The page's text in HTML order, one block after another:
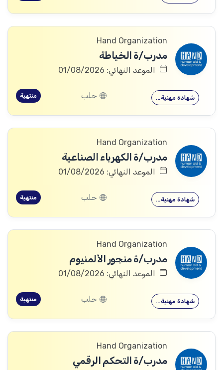
Hand Organization
مدرب/ة الخياطة
الموعد النهائي: 01/08/2026
شهادة مهنية… حلب منتهية
Hand Organization
مدرب/ة الكهرباء الصناعية
الموعد النهائي: 01/08/2026
شهادة مهنية… حلب منتهية
Hand Organization
مدرب/ة منجور الألمنيوم
الموعد النهائي: 01/08/2026
شهادة مهنية… حلب منتهية
Hand Organization
مدرب/ة التحكم الرقمي